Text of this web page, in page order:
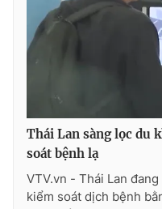
Thái Lan sàng lọc du
soát bệnh lạ
VTV.vn - Thái Lan
kiểm soát dịch bệnh